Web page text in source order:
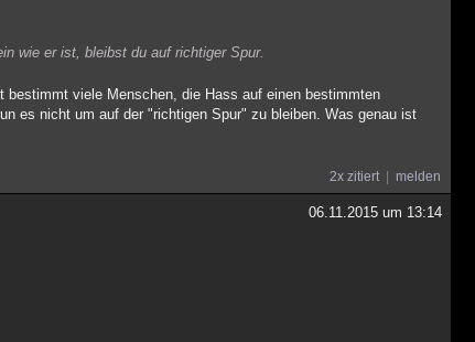
wie er ist, bleibst du auf richtiger Spur.
viele Menschen, die Hass auf einen bestimmten
es nicht um auf der "richtigen Spur" zu bleiben. Was genau ist
2x zitiert melden
06.11.2015 um 13:14